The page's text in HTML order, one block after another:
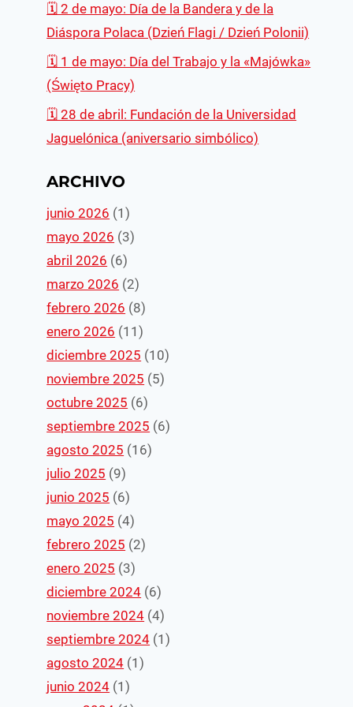
🗓 2 de mayo: Día de la Bandera y de la
Diáspora Polaca (Dzień Flagi / Dzień Polonii)
🗓 1 de mayo: Día del Trabajo y la «Majówka»
(Święto Pracy)
🗓️ 28 de abril: Fundación de la Universidad
Jaguelónica (aniversario simbólico)
ARCHIVO
junio 2026 (1)
mayo 2026 (3)
abril 2026 (6)
marzo 2026 (2)
febrero 2026 (8)
enero 2026 (11)
diciembre 2025 (10)
noviembre 2025 (5)
octubre 2025 (6)
septiembre 2025 (6)
agosto 2025 (16)
julio 2025 (9)
junio 2025 (6)
mayo 2025 (4)
febrero 2025 (2)
enero 2025 (3)
diciembre 2024 (6)
noviembre 2024 (4)
septiembre 2024 (1)
agosto 2024 (1)
junio 2024 (1)